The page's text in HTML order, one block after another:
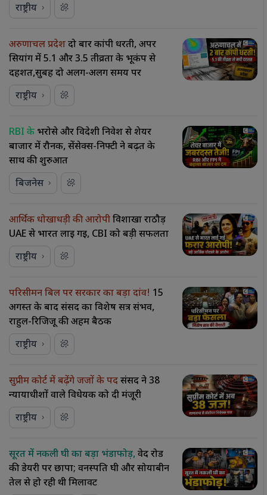
राष्ट्रीय
अरुणाचल प्रदेशदो बार कांपी धरती, अपर
सियांग में 5.1 और 3.5 तीव्रता के भूकंप से
दहशत,सुबह दो अलग-अलग समय पर
राष्ट्रीय
RBI के भरोसे और विदेशी निवेश से शेयर
बाजार में रौनक, सेंसेक्स-निफ्टी ने बढ़त के
साथ की शुरुआत
बिजनेस
आर्थिक धोखाधड़ी की आरोपीविशाखा राठौड़
UAE से भारत लाई गई, CBI को बड़ी सफलता
राष्ट्रीय
परिसीमन बिल पर सरकार का बड़ा दांव! 15
अगस्त के बाद संसद का विशेष सत्र संभव,
राहुल-रिजिजू की अहम बैठक
राष्ट्रीय
सुप्रीम कोर्ट में बढ़ेंगे जजों के पदसंसद ने 38
न्यायाधीशों वाले विधेयक को दी मंजूरी
राष्ट्रीय
सूरत में नकली घी का बड़ा भंडाफोड़,वेद रोड
की डेयरी पर छापा; वनस्पति घी और सोयाबीन
तेल से हो रही थी मिलावट